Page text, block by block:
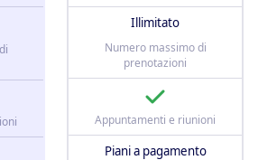
Illimitato
Numero massimo di
prenotazioni
Appuntamenti e riunioni
Piani a pagamento